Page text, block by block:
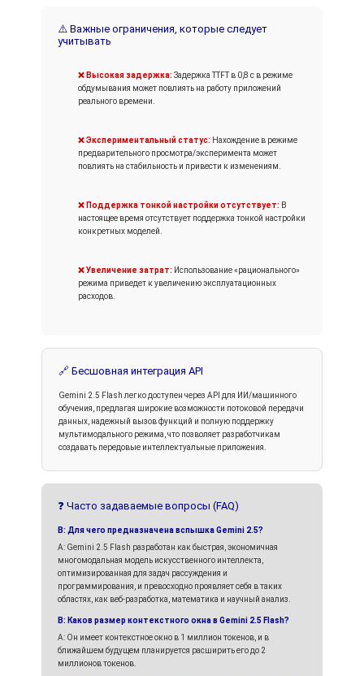
⚠️ Важные ограничения, которые следует
учитывать
❌ Высокая задержка: Задержка TTFT в 0,8 с в режиме
обдумывания может повлиять на работу приложений
реального времени.
❌ Экспериментальный статус: Нахождение в режиме
предварительного просмотра/эксперимента может
повлиять на стабильность и привести к изменениям.
❌ Поддержка тонкой настройки отсутствует: В
настоящее время отсутствует поддержка тонкой настройки
конкретных моделей.
❌ Увеличение затрат: Использование «рационального»
режима приведет к увеличению эксплуатационных
расходов.
🔗 Бесшовная интеграция API
Gemini 2.5 Flash легко доступен через API для ИИ/машинного
обучения, предлагая широкие возможности потоковой передачи
данных, надежный вызов функций и полную поддержку
мультимодального режима, что позволяет разработчикам
создавать передовые интеллектуальные приложения.
❓ Часто задаваемые вопросы (FAQ)
В: Для чего предназначена вспышка Gemini 2.5?
A: Gemini 2.5 Flash разработан как быстрая, экономичная
многомодальная модель искусственного интеллекта,
оптимизированная для задач рассуждения и
программирования, и превосходно проявляет себя в таких
областях, как веб-разработка, математика и научный анализ.
В: Каков размер контекстного окна в Gemini 2.5 Flash?
А: Он имеет контекстное окно в 1 миллион токенов, и в
ближайшем будущем планируется расширить его до 2
миллионов токенов.